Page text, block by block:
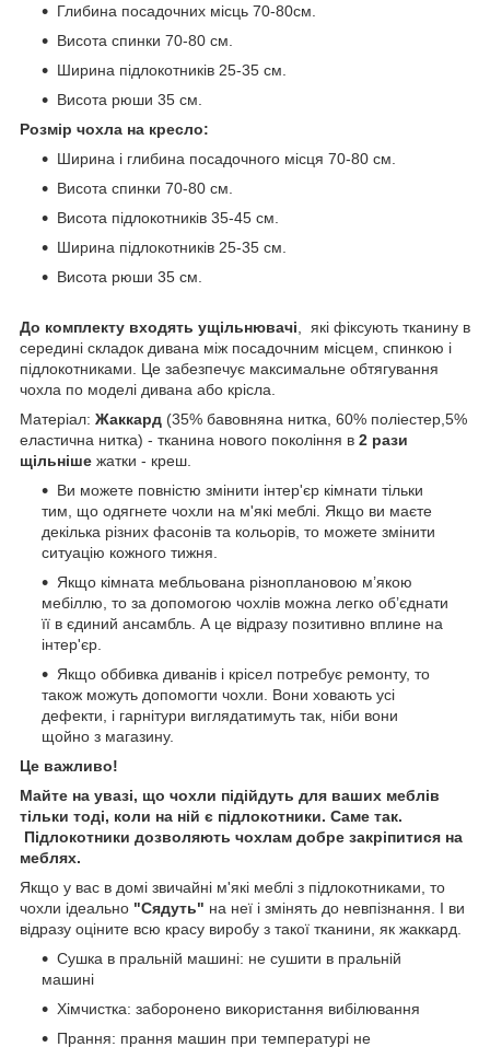
Глибина посадочних місць 70-80см.
Висота спинки 70-80 см.
Ширина підлокотників 25-35 см.
Висота рюши 35 см.
Розмір чохла на кресло:
Ширина і глибина посадочного місця 70-80 см.
Висота спинки 70-80 см.
Висота підлокотників 35-45 см.
Ширина підлокотників 25-35 см.
Висота рюши 35 см.
До комплекту входять ущільнювачі, які фіксують тканину в
середині складок дивана між посадочним місцем, спинкою і
підлокотниками. Це забезпечує максимальне обтягування
чохла по моделі дивана або крісла.
Матеріал: Жаккард (35% бавовняна нитка, 60% поліестер,5%
еластична нитка) - тканина нового покоління в 2 рази
щільніше жатки - креш.
Ви можете повністю змінити інтер'єр кімнати тільки
тим, що одягнете чохли на м'які меблі. Якщо ви маєте
декілька різних фасонів та кольорів, то можете змінити
ситуацію кожного тижня.
Якщо кімната мебльована різноплановою м’якою
мебіллю, то за допомогою чохлів можна легко об’єднати
її в єдиний ансамбль. А це відразу позитивно вплине на
інтер'єр.
Якщо оббивка диванів і крісел потребує ремонту, то
також можуть допомогти чохли. Вони ховають усі
дефекти, і гарнітури виглядатимуть так, ніби вони
щойно з магазину.
Це важливо!
Майте на увазі, що чохли підійдуть для ваших меблів
тільки тоді, коли на ній є підлокотники. Саме так.
Підлокотники дозволяють чохлам добре закріпитися на
меблях.
Якщо у вас в домі звичайні м'які меблі з підлокотниками, то
чохли ідеально "Сядуть" на неї і змінять до невпізнання. І ви
відразу оціните всю красу виробу з такої тканини, як жаккард.
Сушка в пральній машині: не сушити в пральній
машині
Хімчистка: заборонено використання вибілювання
Прання: прання машин при температурі не